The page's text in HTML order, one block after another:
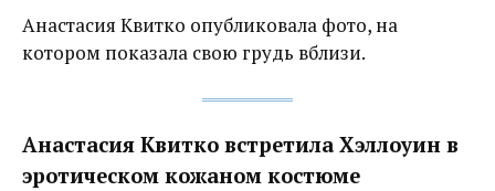
Анастасия Квитко опубликовала фото, на
котором показала свою грудь вблизи.
Анастасия Квитко встретила Хэллоуин в
эротическом кожаном костюме‍